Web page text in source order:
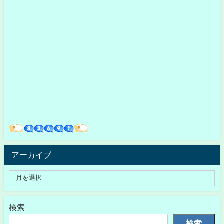
アーカイブ
検索